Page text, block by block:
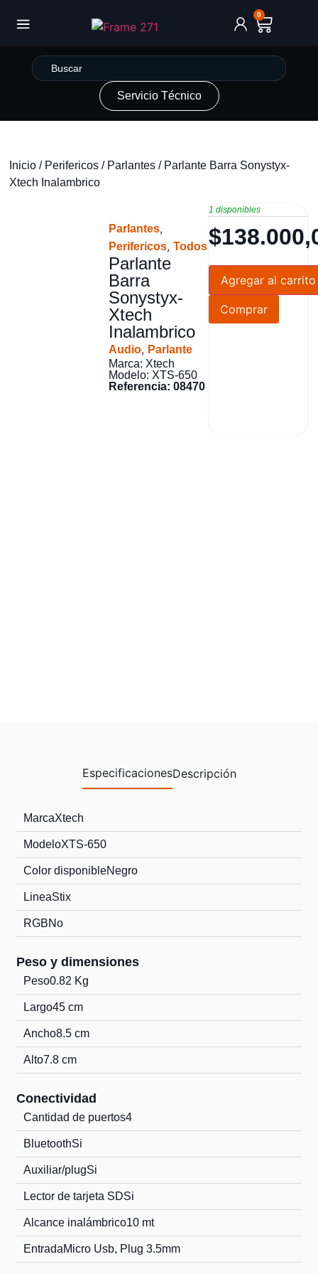
0
Servicio Técnico
Inicio / Perifericos / Parlantes / Parlante Barra Sonystyx-
Xtech Inalambrico
Parlantes,
Perifericos, Todos
Parlante
Barra
Sonystyx-
Xtech
Inalambrico
Audio, Parlante
Marca: Xtech
Modelo: XTS-650
Referencia: 08470
1 disponibles
$
Agregar al carrito
Comprar
EspecificacionesDescripción
MarcaXtech
ModeloXTS-650
Color disponibleNegro
LineaStix
RGBNo
Peso y dimensiones
Peso0.82 Kg
Largo45 cm
Ancho8.5 cm
Alto7.8 cm
Conectividad
Cantidad de puertos4
BluetoothSi
Auxiliar/plugSi
Lector de tarjeta SDSi
Alcance inalámbrico10 mt
EntradaMicro Usb, Plug 3.5mm